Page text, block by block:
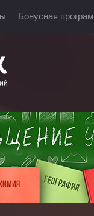
Бонусная